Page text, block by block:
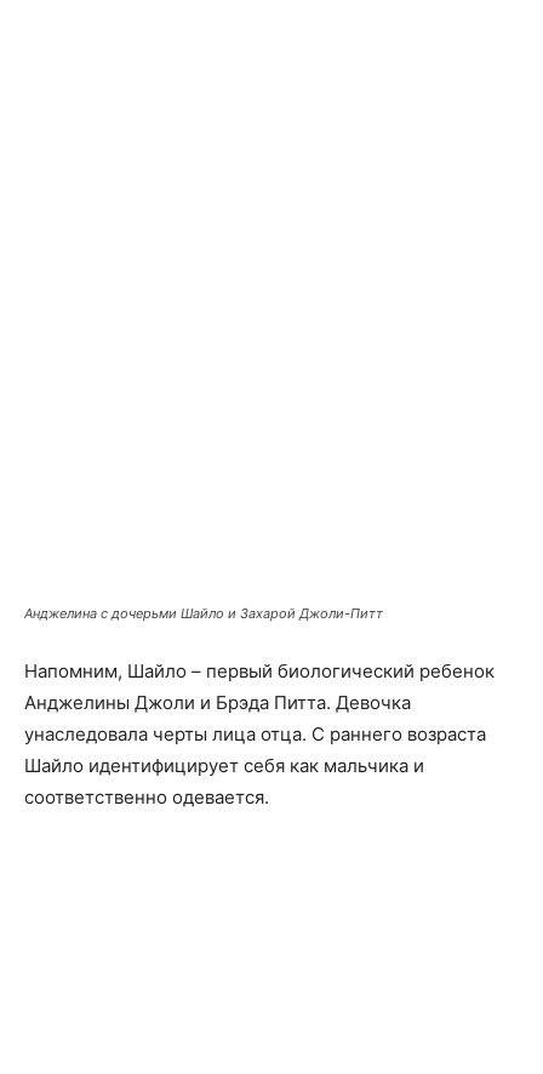
Анджелина с дочерьми Шайло и Захарой Джоли-Питт
Напомним, Шайло – первый биологический ребенок
Анджелины Джоли и Брэда Питта. Девочка
унаследовала черты лица отца. С раннего возраста
Шайло идентифицирует себя как мальчика и
соответственно одевается.